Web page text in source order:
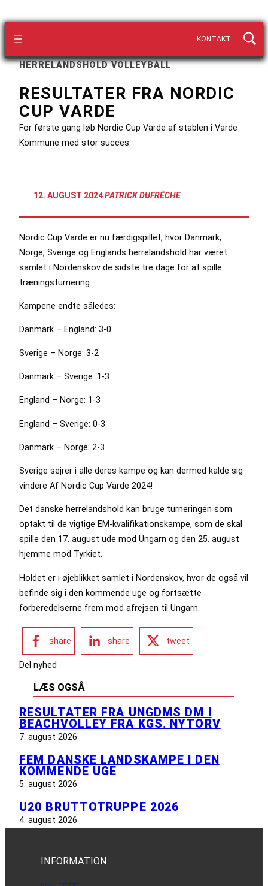
KONTAKT
HERRELANDSHOLD VOLLEYBALL
RESULTATER FRA NORDIC
CUP VARDE
For første gang løb Nordic Cup Varde af stablen i Varde
Kommune med stor succes.
12. AUGUST 2024:PATRICK DUFRÊCHE
Nordic Cup Varde er nu færdigspillet, hvor Danmark,
Norge, Sverige og Englands herrelandshold har været
samlet i Nordenskov de sidste tre dage for at spille
træningsturnering.
Kampene endte således:
Danmark – England: 3-0
Sverige – Norge: 3-2
Danmark – Sverige: 1-3
England – Norge: 1-3
England – Sverige: 0-3
Danmark – Norge: 2-3
Sverige sejrer i alle deres kampe og kan dermed kalde sig
vindere Af Nordic Cup Varde 2024!
Det danske herrelandshold kan bruge turneringen som
optakt til de vigtige EM-kvalifikationskampe, som de skal
spille den 17. august ude mod Ungarn og den 25. august
hjemme mod Tyrkiet.
Holdet er i øjeblikket samlet i Nordenskov, hvor de også vil
befinde sig i den kommende uge og fortsætte
forberedelserne frem mod afrejsen til Ungarn.
share share tweet
Del nyhed
LÆS OGSÅ
RESULTATER FRA UNGDMS DM I
BEACHVOLLEY FRA KGS. NYTORV
7. august 2026
FEM DANSKE LANDSKAMPE I DEN
KOMMENDE UGE
5. august 2026
U20 BRUTTOTRUPPE 2026
4. august 2026
INFORMATION